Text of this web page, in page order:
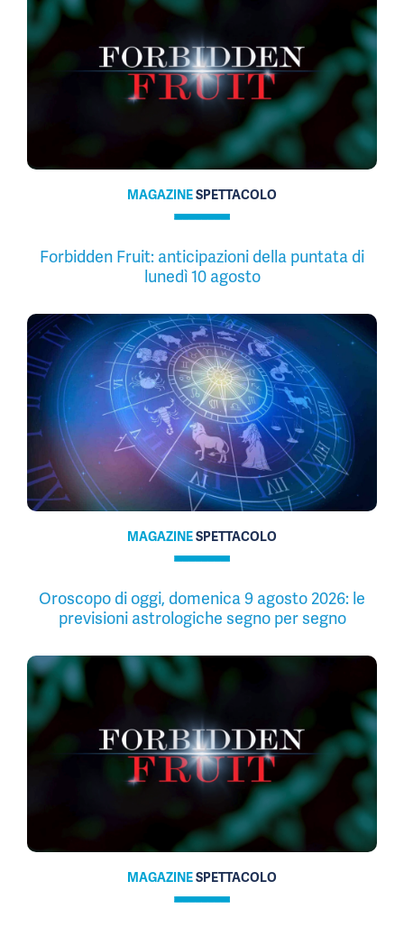
MAGAZINESPETTACOLO
Forbidden Fruit: anticipazioni della puntata di
lunedì 10 agosto
MAGAZINESPETTACOLO
Oroscopo di oggi, domenica 9 agosto 2026: le
previsioni astrologiche segno per segno
MAGAZINESPETTACOLO